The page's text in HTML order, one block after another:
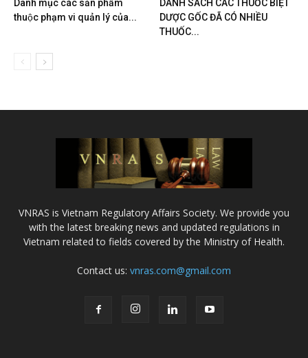
Danh mục các sản phẩm
thuộc phạm vi quản lý của...
DANH SÁCH CÁC THUỐC BIỆT
DƯỢC GỐC ĐÃ CÓ NHIỀU
THUỐC...
VNRAS is Vietnam Regulatory Affairs Society. We provide you
with the latest breaking news and updated regulations in
Vietnam related to fields covered by the Ministry of Health.
Contact us: vnras.com@gmail.com